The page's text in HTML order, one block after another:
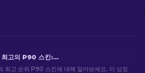
CS2 최고의 P90 스킨: 순위 [2026]
최고 순위 P90 스킨에 대해 알아보세요. 이 상징